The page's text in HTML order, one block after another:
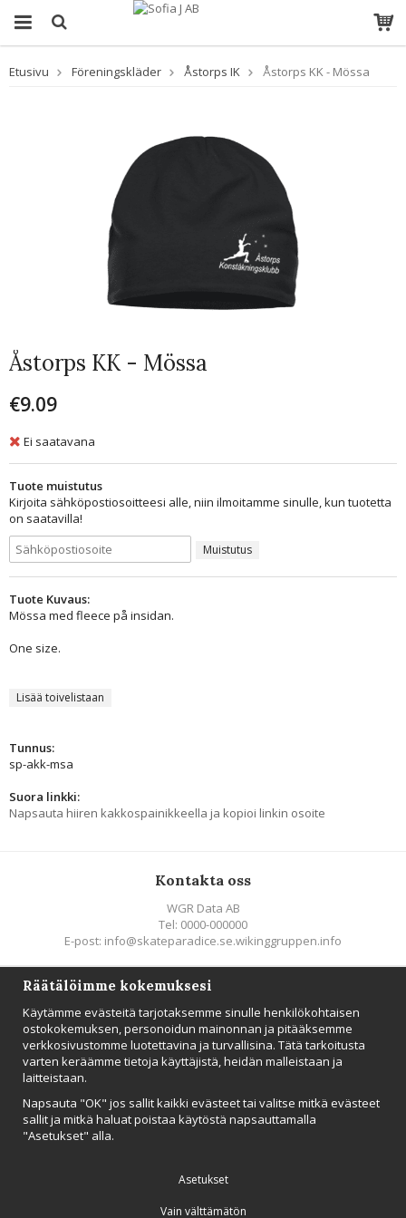
Etusivu Föreningskläder Åstorps IK Åstorps KK - Mössa
Åstorps KK - Mössa
€9.09
Ei saatavana
Tuote muistutus
Kirjoita sähköpostiosoitteesi alle, niin ilmoitamme sinulle, kun tuotetta
on saatavilla!
Muistutus
Tuote Kuvaus:
Mössa med fleece på insidan.
One size.
Lisää toivelistaan
Tunnus:
sp-akk-msa
Suora linkki:
Napsauta hiiren kakkospainikkeella ja kopioi linkin osoite
Kontakta oss
WGR Data AB
Tel: 0000-000000
E-post: info@skateparadice.se.wikinggruppen.info
Följ oss
Tilaa
Räätälöimme kokemuksesi
Käytämme evästeitä tarjotaksemme sinulle henkilökohtaisen
ostokokemuksen, personoidun mainonnan ja pitääksemme
verkkosivustomme luotettavina ja turvallisina. Tätä tarkoitusta
varten keräämme tietoja käyttäjistä, heidän malleistaan ​​ja
laitteistaan.
Napsauta "OK" jos sallit kaikki evästeet tai valitse mitkä evästeet
sallit ja mitkä haluat poistaa käytöstä napsauttamalla
"Asetukset" alla.
Asetukset
Vain välttämätön